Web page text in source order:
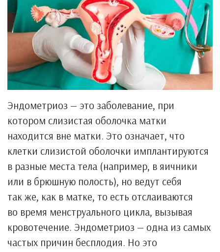
Эндометриоз — это заболевание, при
котором слизистая оболочка матки
находится вне матки. Это означает, что
клетки слизистой оболочки имплантируются
в разные места тела (например, в яичники
или в брюшную полость), но ведут себя
так же, как в матке, то есть отслаиваются
во время менструального цикла, вызывая
кровотечение. Эндометриоз — одна из самых
частых причин бесплодия. Но это